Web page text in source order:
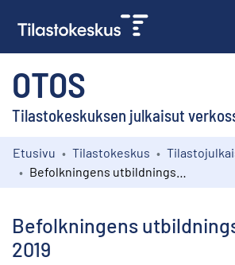
OTOS
Tilastokeskuksen julkaisut
Kokoelmat
Etusivu Tilastokeskus
Befolkningens
2019